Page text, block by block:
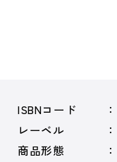
ISBNコード
レーベル
商品形態